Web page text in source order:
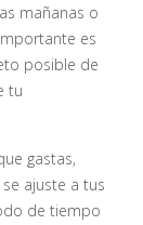
mañanas o
es
posible de
tu
gastas,
ajuste a tus
de tiempo